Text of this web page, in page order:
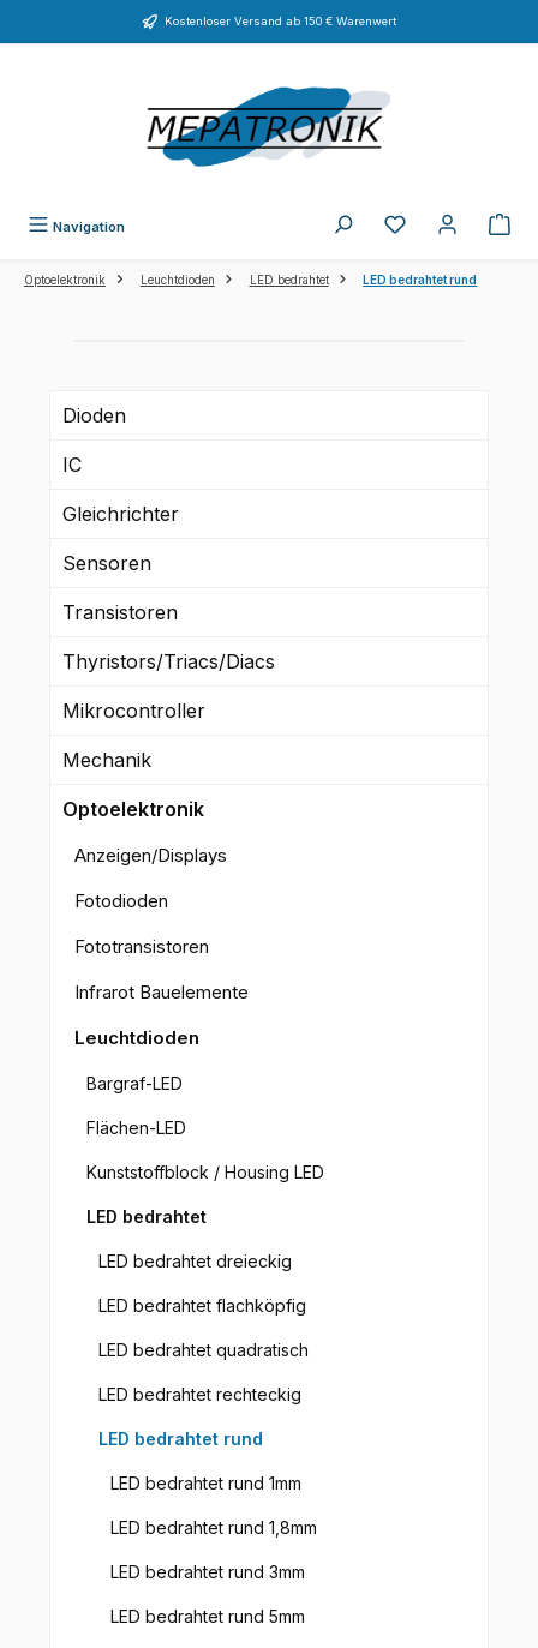
Zum Hauptinhalt springenKostenloser Versand ab 150 € Warenwert
Navigation Du hast 0
Optoelektronik Leuchtdioden LED bedrahtet LED bedrahtet rund
Dioden
IC
Gleichrichter
Sensoren
Transistoren
Thyristors/Triacs/Diacs
Mikrocontroller
Mechanik
Optoelektronik
Anzeigen/Displays
Fotodioden
Fototransistoren
Infrarot Bauelemente
Leuchtdioden
Bargraf-LED
Flächen-LED
Kunststoffblock / Housing LED
LED bedrahtet
LED bedrahtet dreieckig
LED bedrahtet flachköpfig
LED bedrahtet quadratisch
LED bedrahtet rechteckig
LED bedrahtet rund
LED bedrahtet rund 1mm
LED bedrahtet rund 1,8mm
LED bedrahtet rund 3mm
LED bedrahtet rund 5mm